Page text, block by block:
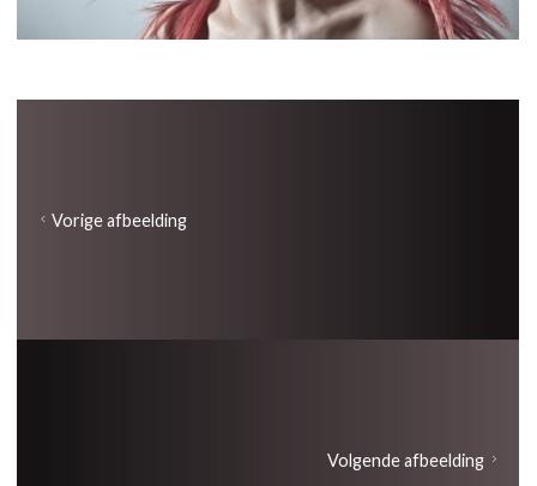
Vorige afbeelding
Volgende afbeelding